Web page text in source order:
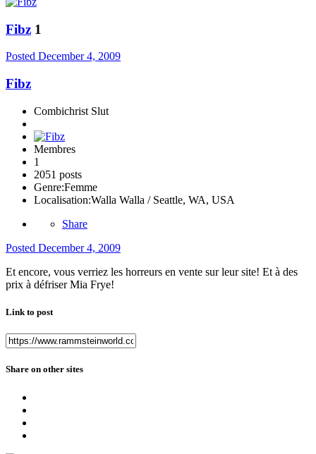
Fibz 1
Posted December 4, 2009
Fibz
Combichrist Slut
Membres
1
2051 posts
Genre:Femme
Localisation:Walla Walla / Seattle, WA, USA
Share
Posted December 4, 2009
Et encore, vous verriez les horreurs en vente sur leur site! Et à des
prix à défriser Mia Frye!
Link to post
Share on other sites